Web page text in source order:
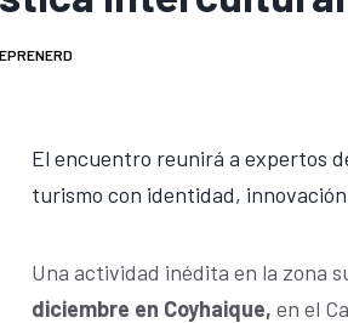
El encuentro reunirá a expertos
turismo con identidad,
Una actividad inédita en la zona
diciembre en Coyhaique, en el